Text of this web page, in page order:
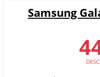
Samsung